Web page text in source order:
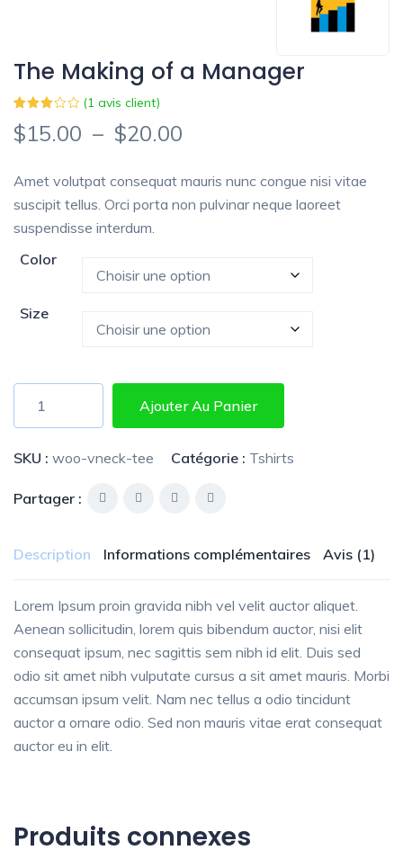
The Making of a Manager
3.00
sur 5
notation
client
(1 avis client)
$15.00 – $20.00
Amet volutpat consequat mauris nunc congue nisi vitae
suscipit tellus. Orci porta non pulvinar neque laoreet
suspendisse interdum.
Color
Size
Ajouter Au Panier
SKU : woo-vneck-tee Catégorie : Tshirts
Partager :
Description Informations complémentaires Avis (1)
Lorem Ipsum proin gravida nibh vel velit auctor aliquet.
Aenean sollicitudin, lorem quis bibendum auctor, nisi elit
consequat ipsum, nec sagittis sem nibh id elit. Duis sed
odio sit amet nibh vulputate cursus a sit amet mauris. Morbi
accumsan ipsum velit. Nam nec tellus a odio tincidunt
auctor a ornare odio. Sed non mauris vitae erat consequat
auctor eu in elit.
Produits connexes